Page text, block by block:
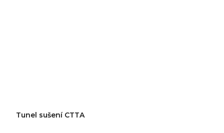
Tunel sušení CTTA